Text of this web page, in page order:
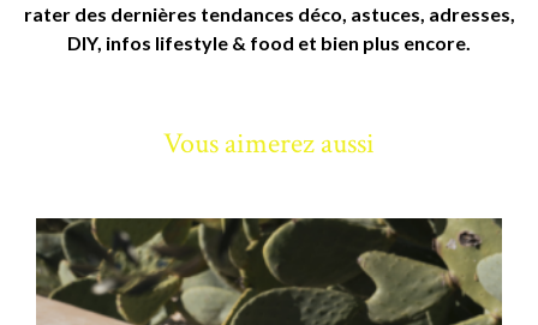
rater des dernières tendances déco, astuces, adresses,
DIY, infos lifestyle & food et bien plus encore.
Vous aimerez aussi